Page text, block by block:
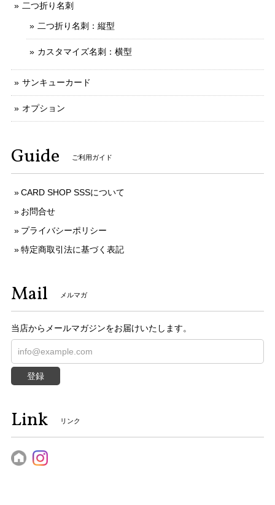
二つ折り名刺
二つ折り名刺：縦型
カスタマイズ名刺：横型
サンキューカード
オプション
Guide ご利用ガイド
CARD SHOP SSSについて
お問合せ
プライバシーポリシー
特定商取引法に基づく表記
Mail メルマガ
当店からメールマガジンをお届けいたします。
登録
Link リンク